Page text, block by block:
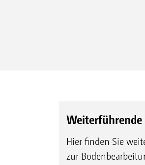
Weiterführende
Hier finden Sie
zur